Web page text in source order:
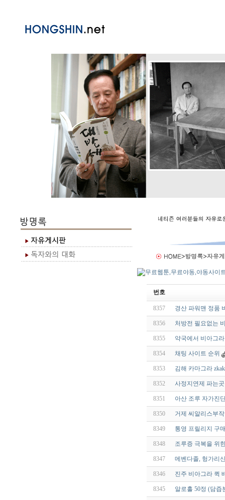
번호
8357 경산 파워맨 정품
8356 처방전 필요없는
8355 약국에서 비아그
8354 채팅 사이트 순위
8353 김해 카마그라
8352 사정지연제 파는
8351 아산 조루 자가진
8350 거제 씨알리스부
8349 통영 프릴리지 구
8348 조루증 극복을 위
8347 메벤다졸, 헝가리
8346 진주 비아그라 퀵
8345 알로홀 50정 (담